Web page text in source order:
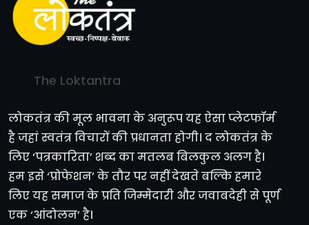
The Loktantra
लोकतंत्र की मूल भावना के अनुरूप यह ऐसा प्लेटफॉर्म
है जहां स्वतंत्र विचारों की प्रधानता होगी। द लोकतंत्र के
लिए ‘पत्रकारिता’ शब्द का मतलब बिलकुल अलग है।
हम इसे ‘प्रोफेशन’ के तौर पर नहीं देखते बल्कि हमारे
लिए यह समाज के प्रति जिम्मेदारी और जवाबदेही से पूर्ण
एक ‘आंदोलन’ है।